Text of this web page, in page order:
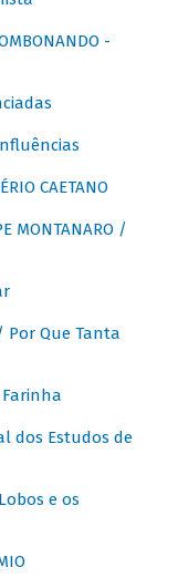
-
CAETANO
MONTANARO /
Por Que Tanta
Farinha
dos Estudos de
e os